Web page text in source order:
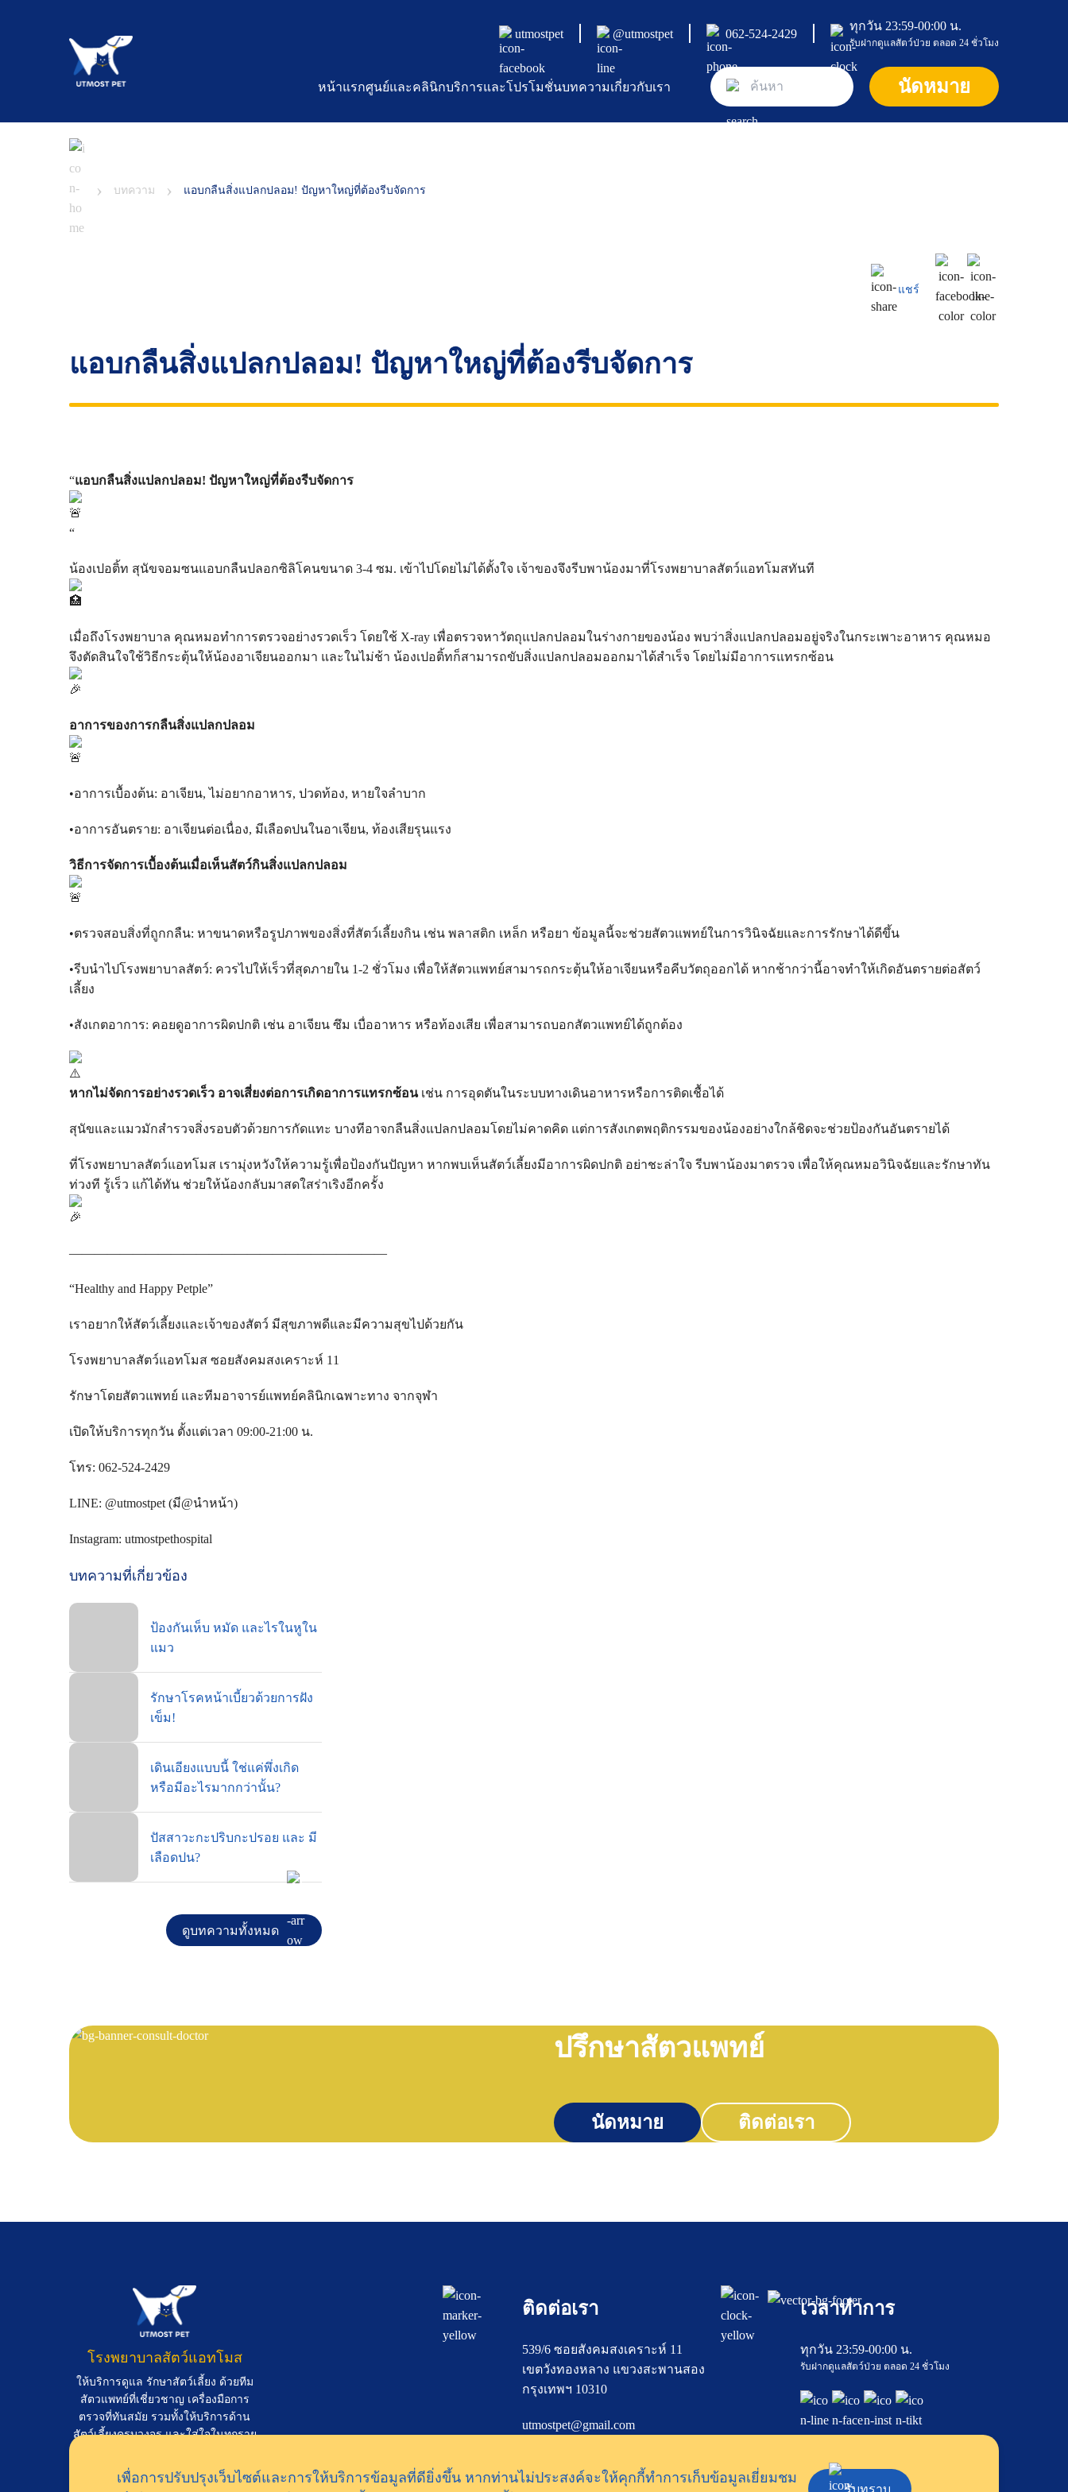
utmostpet @utmostpet 062-524-2429
ทุกวัน 23:59-00:00 น.
รับฝากดูแลสัตว์ป่วย ตลอด 24 ชั่วโมง
หน้าแรกศูนย์และคลินิกบริการและโปรโมชั่นบทความเกี่ยวกับเรา นัดหมาย
› บทความ › แอบกลืนสิ่งแปลกปลอม! ปัญหาใหญ่ที่ต้องรีบจัดการ
แชร์
แอบกลืนสิ่งแปลกปลอม! ปัญหาใหญ่ที่ต้องรีบจัดการ
“แอบกลืนสิ่งแปลกปลอม! ปัญหาใหญ่ที่ต้องรีบจัดการ
“
น้องเปอติ้ท สุนัขจอมซนแอบกลืนปลอกซิลิโคนขนาด 3-4 ซม. เข้าไปโดยไม่ได้ตั้งใจ เจ้าของจึงรีบพาน้องมาที่โรงพยาบาลสัตว์แอทโมสทันที
เมื่อถึงโรงพยาบาล คุณหมอทำการตรวจอย่างรวดเร็ว โดยใช้ X-ray เพื่อตรวจหาวัตถุแปลกปลอมในร่างกายของน้อง พบว่าสิ่งแปลกปลอมอยู่จริงในกระเพาะอาหาร คุณหมอ
จึงตัดสินใจใช้วิธีกระตุ้นให้น้องอาเจียนออกมา และในไม่ช้า น้องเปอติ้ทก็สามารถขับสิ่งแปลกปลอมออกมาได้สำเร็จ โดยไม่มีอาการแทรกซ้อน
อาการของการกลืนสิ่งแปลกปลอม
•อาการเบื้องต้น: อาเจียน, ไม่อยากอาหาร, ปวดท้อง, หายใจลำบาก
•อาการอันตราย: อาเจียนต่อเนื่อง, มีเลือดปนในอาเจียน, ท้องเสียรุนแรง
วิธีการจัดการเบื้องต้นเมื่อเห็นสัตว์กินสิ่งแปลกปลอม
•ตรวจสอบสิ่งที่ถูกกลืน: หาขนาดหรือรูปภาพของสิ่งที่สัตว์เลี้ยงกิน เช่น พลาสติก เหล็ก หรือยา ข้อมูลนี้จะช่วยสัตวแพทย์ในการวินิจฉัยและการรักษาได้ดีขึ้น
•รีบนำไปโรงพยาบาลสัตว์: ควรไปให้เร็วที่สุดภายใน 1-2 ชั่วโมง เพื่อให้สัตวแพทย์สามารถกระตุ้นให้อาเจียนหรือคีบวัตถุออกได้ หากช้ากว่านี้อาจทำให้เกิดอันตรายต่อสัตว์
เลี้ยง
•สังเกตอาการ: คอยดูอาการผิดปกติ เช่น อาเจียน ซึม เบื่ออาหาร หรือท้องเสีย เพื่อสามารถบอกสัตวแพทย์ได้ถูกต้อง
หากไม่จัดการอย่างรวดเร็ว อาจเสี่ยงต่อการเกิดอาการแทรกซ้อน เช่น การอุดตันในระบบทางเดินอาหารหรือการติดเชื้อได้
สุนัขและแมวมักสำรวจสิ่งรอบตัวด้วยการกัดแทะ บางทีอาจกลืนสิ่งแปลกปลอมโดยไม่คาดคิด แต่การสังเกตพฤติกรรมของน้องอย่างใกล้ชิดจะช่วยป้องกันอันตรายได้
ที่โรงพยาบาลสัตว์แอทโมส เรามุ่งหวังให้ความรู้เพื่อป้องกันปัญหา หากพบเห็นสัตว์เลี้ยงมีอาการผิดปกติ อย่าชะล่าใจ รีบพาน้องมาตรวจ เพื่อให้คุณหมอวินิจฉัยและรักษาทัน
ท่วงที รู้เร็ว แก้ได้ทัน ช่วยให้น้องกลับมาสดใสร่าเริงอีกครั้ง
—————————————————————————
“Healthy and Happy Petple”
เราอยากให้สัตว์เลี้ยงและเจ้าของสัตว์ มีสุขภาพดีและมีความสุขไปด้วยกัน
โรงพยาบาลสัตว์แอทโมส ซอยสังคมสงเคราะห์ 11
รักษาโดยสัตวแพทย์ และทีมอาจารย์แพทย์คลินิกเฉพาะทาง จากจุฬา
เปิดให้บริการทุกวัน ตั้งแต่เวลา 09:00-21:00 น.
โทร: 062-524-2429
LINE: @utmostpet (มี@นำหน้า)
Instagram: utmostpethospital
บทความที่เกี่ยวข้อง
ป้องกันเห็บ หมัด และไรในหูใน
แมว
รักษาโรคหน้าเบี้ยวด้วยการฝัง
เข็ม!
เดินเอียงแบบนี้ ใช่แค่พึ่งเกิด
หรือมีอะไรมากกว่านั้น?
ปัสสาวะกะปริบกะปรอย และ มี
เลือดปน?
ดูบทความทั้งหมด
ปรึกษาสัตวแพทย์
นัดหมาย ติดต่อเรา
โรงพยาบาลสัตว์แอทโมส
ให้บริการดูแล รักษาสัตว์เลี้ยง ด้วยทีม
สัตวแพทย์ที่เชี่ยวชาญ เครื่องมือการ
ตรวจที่ทันสมัย รวมทั้งให้บริการด้าน
สัตว์เลี้ยงครบวงจร และใส่ใจในทุกราย
ติดต่อเรา
539/6 ซอยสังคมสงเคราะห์ 11
เขตวังทองหลาง แขวงสะพานสอง
กรุงเทพฯ 10310
utmostpet@gmail.com
เวลาทำการ
ทุกวัน 23:59-00:00 น.
รับฝากดูแลสัตว์ป่วย ตลอด 24 ชั่วโมง
คลินิกระบบประสาท
ศูนย์หัวใจและไต
ห้องพักสัตว์เลี้ยง
ข้อมูลโรงพยาบาล
เพื่อการปรับปรุงเว็บไซต์และการให้บริการข้อมูลที่ดียิ่งขึ้น หากท่านไม่ประสงค์จะให้คุกกี้ทำการเก็บข้อมูลเยี่ยมชม
รับทราบ